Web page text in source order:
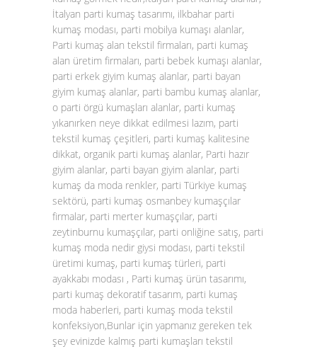
İtalyan parti kumaş tasarımı, ilkbahar parti
kumaş modası, parti mobilya kumaşı alanlar,
Parti kumaş alan tekstil firmaları, parti kumaş
alan üretim firmaları, parti bebek kumaşı alanlar,
parti erkek giyim kumaş alanlar, parti bayan
giyim kumaş alanlar, parti bambu kumaş alanlar,
o parti örgü kumaşları alanlar, parti kumaş
yıkanırken neye dikkat edilmesi lazım, parti
tekstil kumaş çeşitleri, parti kumaş kalitesine
dikkat, organik parti kumaş alanlar, Parti hazır
giyim alanlar, parti bayan giyim alanlar, parti
kumaş da moda renkler, parti Türkiye kumaş
sektörü, parti kumaş osmanbey kumaşçılar
firmalar, parti merter kumaşçılar, parti
zeytinburnu kumaşçılar, parti onliğine satış, parti
kumaş moda nedir giysi modası, parti tekstil
üretimi kumaş, parti kumaş türleri, parti
ayakkabı modası , Parti kumaş ürün tasarımı,
parti kumaş dekoratif tasarım, parti kumaş
moda haberleri, parti kumaş moda tekstil
konfeksiyon,Bunlar için yapmanız gereken tek
şey evinizde kalmış parti kumaşları tekstil